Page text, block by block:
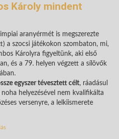
Károly mindent
aranyérmét is megszerezte
a szocsi játékokon szombaton, mi,
Károlyra figyeltünk, aki első
és a 79. helyen végzett a sílövők
egyszer tévesztett célt, ráadásul
helyezésével nem kvalifikálta
versenyre, a lelkiismerete